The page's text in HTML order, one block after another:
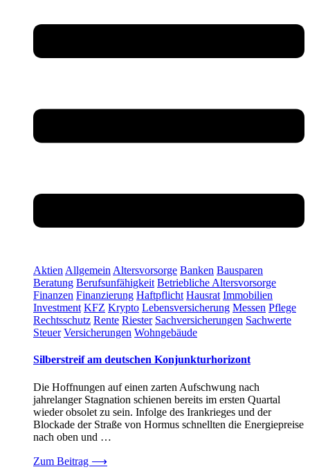
Aktien Allgemein Altersvorsorge Banken Bausparen
Beratung Berufsunfähigkeit Betriebliche Altersvorsorge
Finanzen Finanzierung Haftpflicht Hausrat Immobilien
Investment KFZ Krypto Lebensversicherung Messen Pflege
Rechtsschutz Rente Riester Sachversicherungen Sachwerte
Steuer Versicherungen Wohngebäude
Silberstreif am deutschen Konjunkturhorizont
Die Hoffnungen auf einen zarten Aufschwung nach
jahrelanger Stagnation schienen bereits im ersten Quartal
wieder obsolet zu sein. Infolge des Irankrieges und der
Blockade der Straße von Hormus schnellten die Energiepreise
nach oben und …
Zum Beitrag ⟶